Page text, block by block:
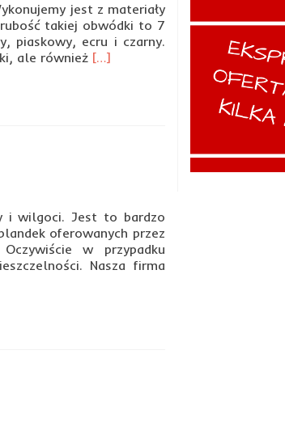
jest z materiały
takiej obwódki to 7
piaskowy, ecru i czarny.
ale również Read
[…]
i wilgoci. Jest to bardzo
oferowanych przez
w przypadku
Nasza firma